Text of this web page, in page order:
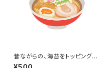
昔ながらの、海苔をトッピングし
た醤油ラーメンのイラスト